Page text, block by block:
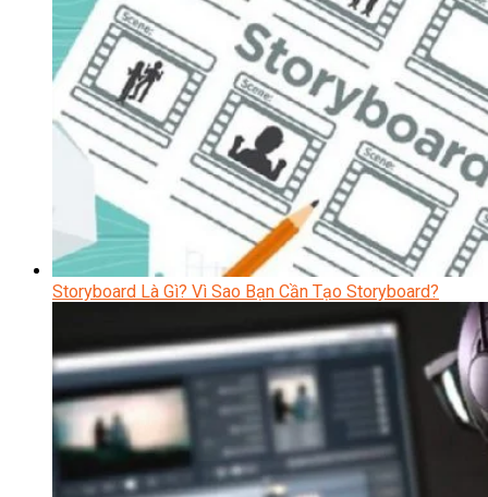
Storyboard Là Gì? Vì Sao Bạn Cần Tạo Storyboard?